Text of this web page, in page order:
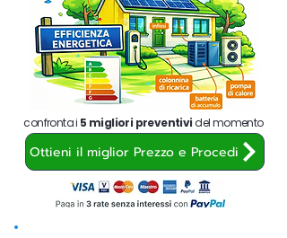
confronta i 5 migliori preventividel momento
Ottieni il miglior Prezzo e Procedi